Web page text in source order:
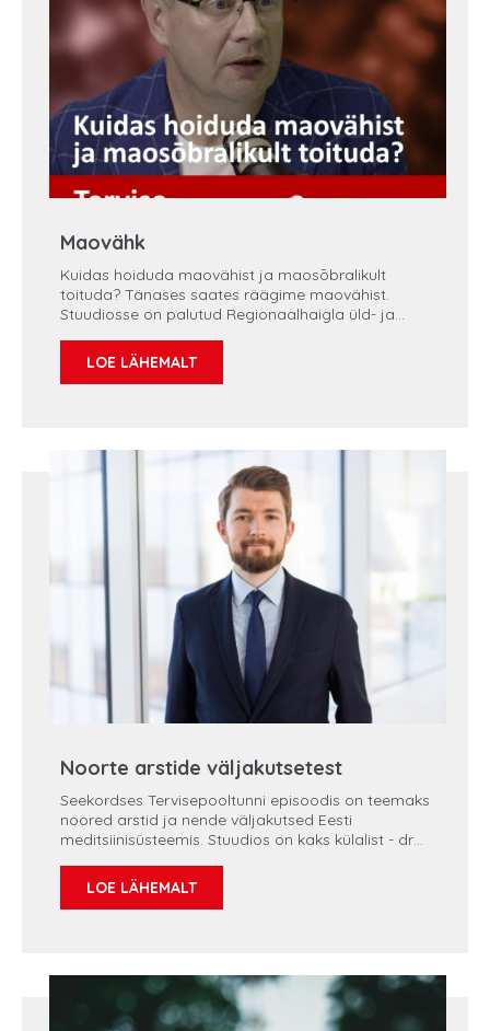
Maovähk
Kuidas hoiduda maovähist ja maosōbralikult
toituda? Tänases saates räägime maovähist.
Stuudiosse on palutud Regionaalhaigla üld- ja
Maovähi varajases staadiumis on see hõlpsamini
ravitav. Kaugemale arenenud maovähi puhul peab
tarbimine. Saatejuht on Stina Eilsen, head
kuulamist.
LOE LÄHEMALT
Noorte arstide väljakutsetest
Seekordses Tervisepooltunni episoodis on teemaks
noored arstid ja nende väljakutsed Eesti
meditsiinisüsteemis. Stuudios on kaks külalist - dr
ja ülemarst ning Priit Tohver (PT), kestliku arengu
teenistuse juht. Vestlust juhib Stina Eilsen (SE).
LOE LÄHEMALT